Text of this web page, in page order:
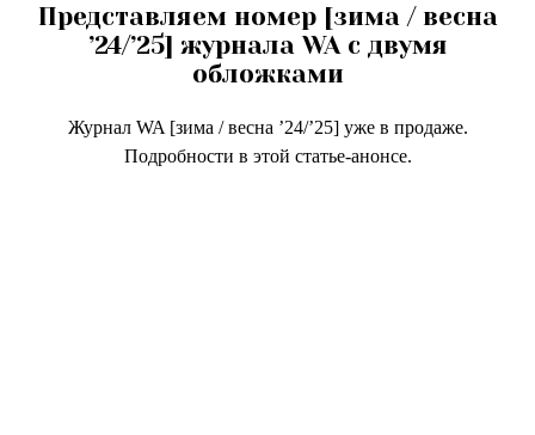
Представляем номер [зима / весна
’24/’25] журнала WA с двумя
обложками
Журнал WA [зима / весна ’24/’25] уже в продаже.
Подробности в этой статье-анонсе.